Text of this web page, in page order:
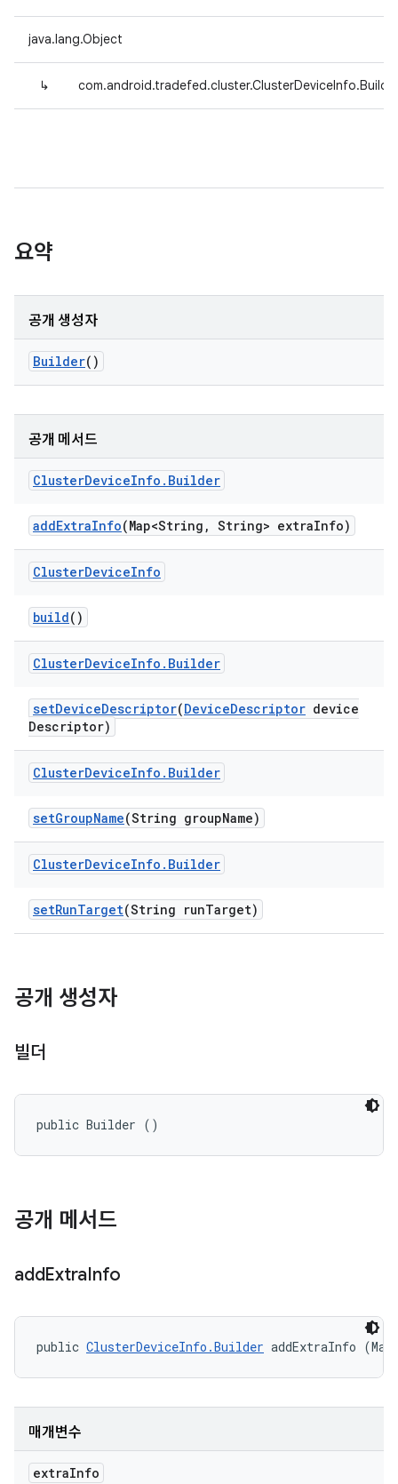
java.lang.Object
↳
요약
공개 생성자
Builder()
공개 메서드
ClusterDeviceInfo . Builder
addExtraInfo(Map<String , String> extraInfo)
ClusterDeviceInfo
build()
ClusterDeviceInfo . Builder
setDeviceDescriptor(DeviceDescriptor device
Descriptor)
ClusterDeviceInfo . Builder
setGroupName(String groupName)
ClusterDeviceInfo . Builder
setRunTarget(String runTarget)
공개 생성자
빌더
public Builder ()
공개 메서드
addExtraInfo
public ClusterDeviceInfo.Builder addExtraInfo
매개변수
extraInfo